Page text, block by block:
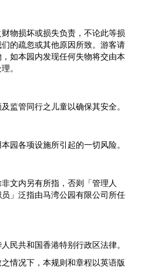
物损坏或损失负责，不论此等损
的疏忽或其他原因所致。游客请
如本园内发现任何失物将交由本
。
监管同行之儿童以确保其安全。
园各项设施所引起的一切风险。
文内另有所指，否则「管理人
」泛指由马湾公园有限公司所任
民共和国香港特别行政区法律。
情况下，本规则和章程以英语版